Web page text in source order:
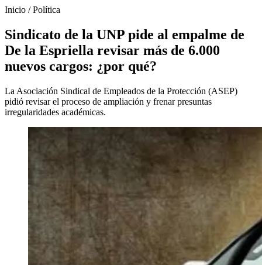
Inicio /Política
Sindicato de la UNP pide al empalme de
De la Espriella revisar más de 6.000
nuevos cargos: ¿por qué?
La Asociación Sindical de Empleados de la Protección (ASEP)
pidió revisar el proceso de ampliación y frenar presuntas
irregularidades académicas.